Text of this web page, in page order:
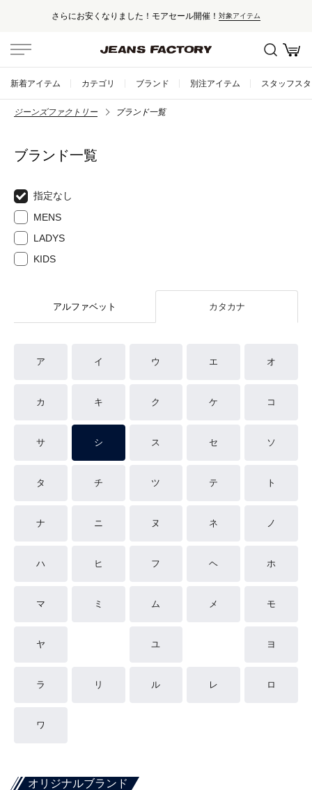
さらにお安くなりました！モアセール開催！ 対象アイテム
新着アイテム カテゴリ ブランド 別注アイテム スタッフス
ジーンズファクトリー ブランド一覧
ブランド一覧
指定なし
MENS
LADYS
KIDS
アルファベット カタカナ
ア イ ウ エ オ
カ キ ク ケ コ
サ シ ス セ ソ
タ チ ツ テ ト
ナ ニ ヌ ネ ノ
ハ ヒ フ ヘ ホ
マ ミ ム メ モ
ヤ ユ ヨ
ラ リ ル レ ロ
ワ
オリジナルブランド